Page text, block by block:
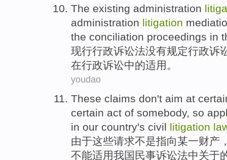
The existing administration
administration litigation
the conciliation proceedings in
现行行政诉讼法没有规定行政诉
在行政诉讼中的适用。
youdao
These claims don't aim at
certain act of somebody, so
in our country's civil litigation
由于这些请求不是指向某一财产
不能适用我国 民事诉讼法中关于